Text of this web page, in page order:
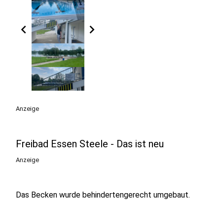
chevron_left chevron_right
Anzeige
Freibad Essen Steele - Das ist neu
Anzeige
Das Becken wurde behindertengerecht umgebaut.